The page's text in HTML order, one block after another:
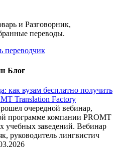
и Разговорник,
переводы.
Блог
как вузам бесплатно получить
Translation Factory
очередной вебинар,
программе компании PROMT
учебных заведений. Вебинар
руководитель лингвистич